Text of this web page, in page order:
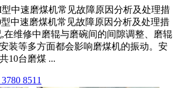
中速磨煤机常见故障原因分析及处理措
型中速磨煤机常见故障原因分析及处理措
在维修中磨辊与磨碗间的间隙调整、磨辊
装等多方面都会影响磨煤机的振动。安
10台磨煤 ...
8511